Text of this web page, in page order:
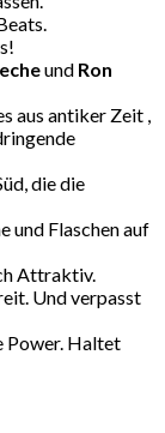
und Ron
aus antiker Zeit ,
die die
und Flaschen auf
Attraktiv.
Und verpasst
Power. Haltet